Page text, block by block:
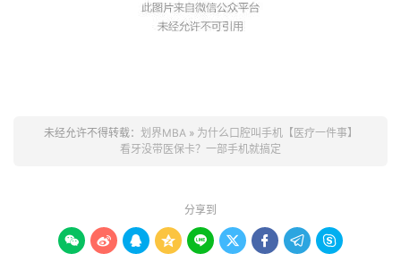
未经允许不得转载： 划界MBA» 为什么口腔叫手机【医疗一件事】
看牙没带医保卡？一部手机就搞定
分享到
        